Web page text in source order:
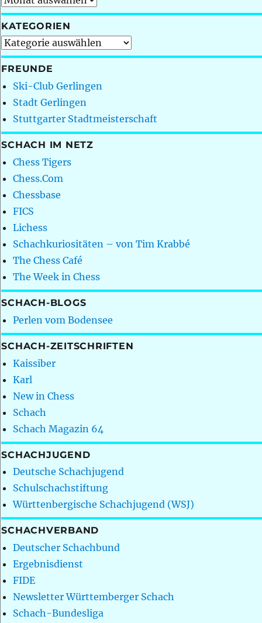
KATEGORIEN
Kategorien
FREUNDE
Ski-Club Gerlingen
Stadt Gerlingen
Stuttgarter Stadtmeisterschaft
SCHACH IM NETZ
Chess Tigers
Chess.Com
Chessbase
FICS
Lichess
Schachkuriositäten – von Tim Krabbé
The Chess Café
The Week in Chess
SCHACH-BLOGS
Perlen vom Bodensee
SCHACH-ZEITSCHRIFTEN
Kaissiber
Karl
New in Chess
Schach
Schach Magazin 64
SCHACHJUGEND
Deutsche Schachjugend
Schulschachstiftung
Württenbergische Schachjugend (WSJ)
SCHACHVERBAND
Deutscher Schachbund
Ergebnisdienst
FIDE
Newsletter Württemberger Schach
Schach-Bundesliga